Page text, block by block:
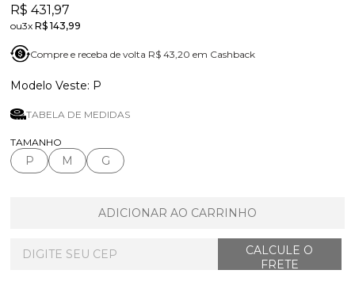
R$ 431,97
3xR$ 143,99
Compre e receba de volta R$ 43,20 em Cashback
P
TABELA DE MEDIDAS
TAMANHO
P M G
ADICIONAR AO CARRINHO